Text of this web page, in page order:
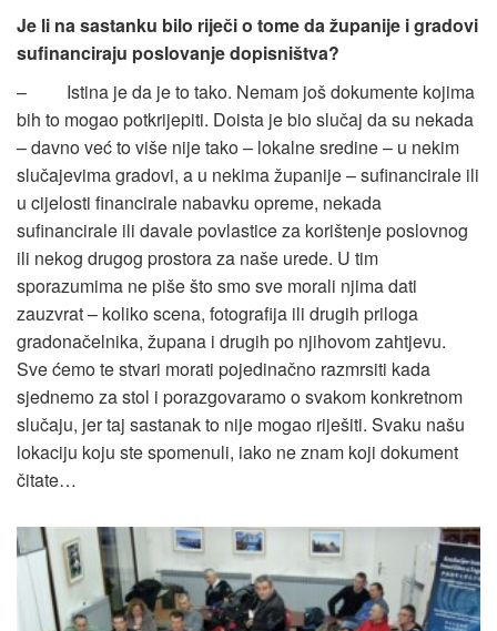
Je li na sastanku bilo riječi o tome da županije i gradovi
sufinanciraju poslovanje dopisništva?
– Istina je da je to tako. Nemam još dokumente kojima
bih to mogao potkrijepiti. Doista je bio slučaj da su nekada
– davno već to više nije tako – lokalne sredine – u nekim
slučajevima gradovi, a u nekima županije – sufinancirale ili
u cijelosti financirale nabavku opreme, nekada
sufinancirale ili davale povlastice za korištenje poslovnog
ili nekog drugog prostora za naše urede. U tim
sporazumima ne piše što smo sve morali njima dati
zauzvrat – koliko scena, fotografija ili drugih priloga
gradonačelnika, župana i drugih po njihovom zahtjevu.
Sve ćemo te stvari morati pojedinačno razmrsiti kada
sjednemo za stol i porazgovaramo o svakom konkretnom
slučaju, jer taj sastanak to nije mogao riješiti. Svaku našu
lokaciju koju ste spomenuli, iako ne znam koji dokument
čitate…